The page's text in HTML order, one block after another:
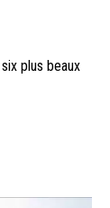
plus beaux